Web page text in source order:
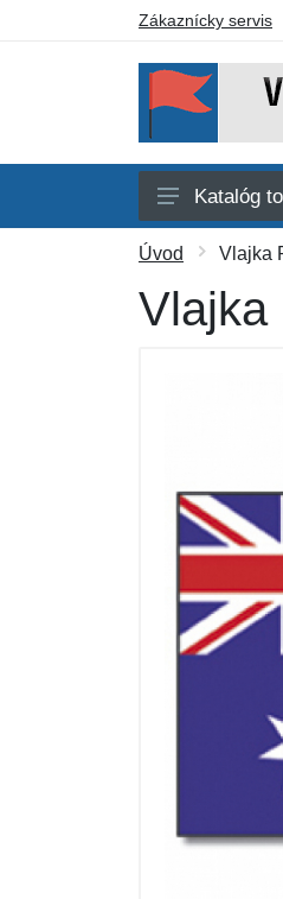
Zákaznícky servis
Afrika
Amerika
Austrália a
Darčekové
Výpredaj
Katalóg
Úvod Vlajka
Vlajka